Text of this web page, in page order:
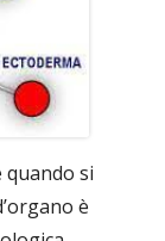
quando si
è